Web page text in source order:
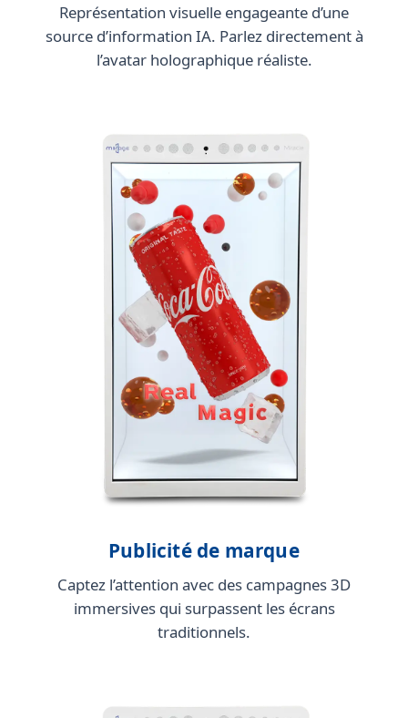
Représentation visuelle engageante d’une
source d’information IA. Parlez directement à
l’avatar holographique réaliste.
Publicité de marque
Captez l’attention avec des campagnes 3D
immersives qui surpassent les écrans
traditionnels.